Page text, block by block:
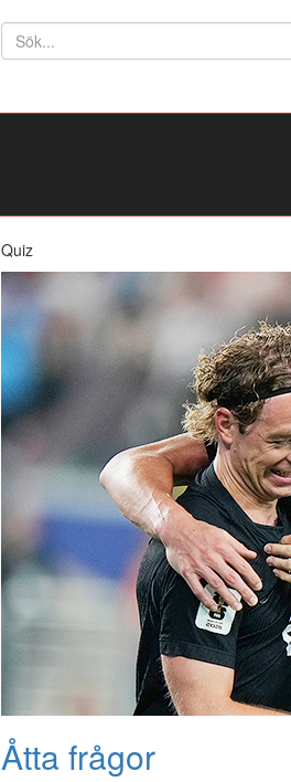
Söktext
Quiz
Åtta frågor